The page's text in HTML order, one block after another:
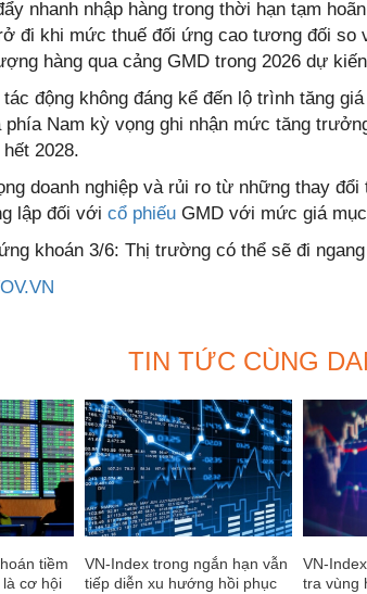
nhanh nhập hàng trong thời hạn tạm
đi khi mức thuế đối ứng cao tương đối so
hàng qua cảng GMD trong 2026 dự
động không đáng kể đến lộ trình tăng
Nam kỳ vọng ghi nhận mức tăng
2028.
doanh nghiệp và rủi ro từ những thay
lập đối với cổ phiếu GMD với mức giá
khoán 3/6: Thị trường có thể sẽ đi ngang
TIN TỨC CÙNG
tiềm
cơ hội
VN-Index trong ngắn hạn vẫn
tiếp diễn xu hướng hồi phục
VN-
tra vùng